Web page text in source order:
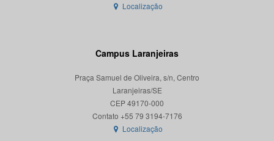
Localização
Campus Laranjeiras
Praça Samuel de Oliveira, s/n, Centro
Laranjeiras/SE
CEP 49170-000
Localização